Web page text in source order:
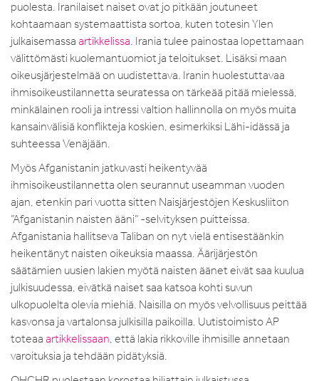
puolesta. Iranilaiset naiset ovat jo pitkään joutuneet
kohtaamaan systemaattista sortoa, kuten totesin Ylen
julkaisemassa artikkelissa. Irania tulee painostaa lopettamaan
välittömästi kuolemantuomiot ja teloitukset. Lisäksi maan
oikeusjärjestelmää on uudistettava. Iranin huolestuttavaa
ihmisoikeustilannetta seuratessa on tärkeää pitää mielessä,
minkälainen rooli ja intressi valtion hallinnolla on myös muita
kansainvälisiä konflikteja koskien, esimerkiksi Lähi-idässä ja
suhteessa Venäjään.
Myös Afganistanin jatkuvasti heikentyvää
ihmisoikeustilannetta olen seurannut useamman vuoden
ajan, etenkin pari vuotta sitten Naisjärjestöjen Keskusliiton
”Afganistanin naisten ääni” -selvityksen puitteissa.
Afganistania hallitseva Taliban on nyt vielä entisestäänkin
heikentänyt naisten oikeuksia maassa. Äärijärjestön
säätämien uusien lakien myötä naisten äänet eivät saa kuulua
julkisuudessa, eivätkä naiset saa katsoa kohti suvun
ulkopuolelta olevia miehiä. Naisilla on myös velvollisuus peittää
kasvonsa ja vartalonsa julkisilla paikoilla. Uutistoimisto AP
toteaa artikkelissaan, että lakia rikkoville ihmisille annetaan
varoituksia ja tehdään pidätyksiä.